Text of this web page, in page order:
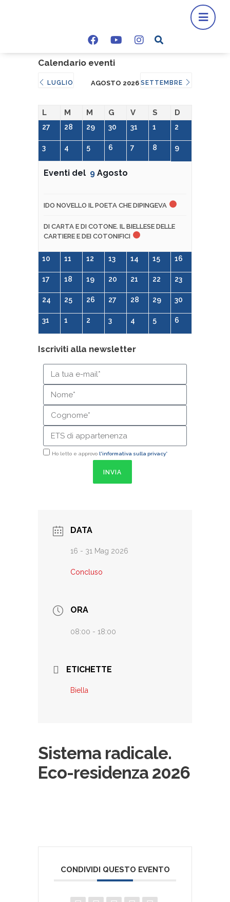
Calendario eventi
LUGLIO AGOSTO 2026 SETTEMBRE
L M M G V S D
27 28 29 30 31 1 2
3 4 5 6 7 8 9
Eventi del 9 Agosto
IDO NOVELLO IL POETA CHE DIPINGEVA
DI CARTA E DI COTONE. IL BIELLESE DELLE
CARTIERE E DEI COTONIFICI
10 11 12 13 14 15 16
17 18 19 20 21 22 23
24 25 26 27 28 29 30
31 1 2 3 4 5 6
Iscriviti alla newsletter
Ho letto e approvo l'informativa sulla privacy*
INVIA
DATA
16 - 31 Mag 2026
Concluso
ORA
08:00 - 18:00
ETICHETTE
Biella
Sistema radicale.
Eco-residenza 2026
CONDIVIDI QUESTO EVENTO